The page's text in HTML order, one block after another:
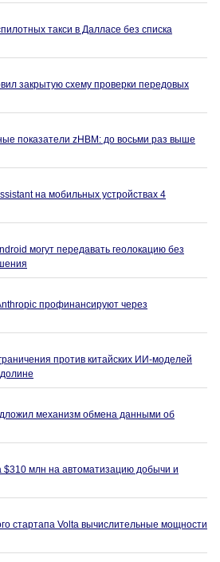
такси в Далласе без списка
закрытую схему проверки передовых
показатели zHBM: до восьми раз выше
на мобильных устройствах 4
могут передавать геолокацию без
профинансируют через
против китайских ИИ-моделей
механизм обмена данными об
$310 млн на автоматизацию добычи и
стартапа Volta вычислительные мощности